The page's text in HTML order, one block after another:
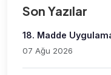
Son Yazılar
18. Madde
07 Ağu 2026